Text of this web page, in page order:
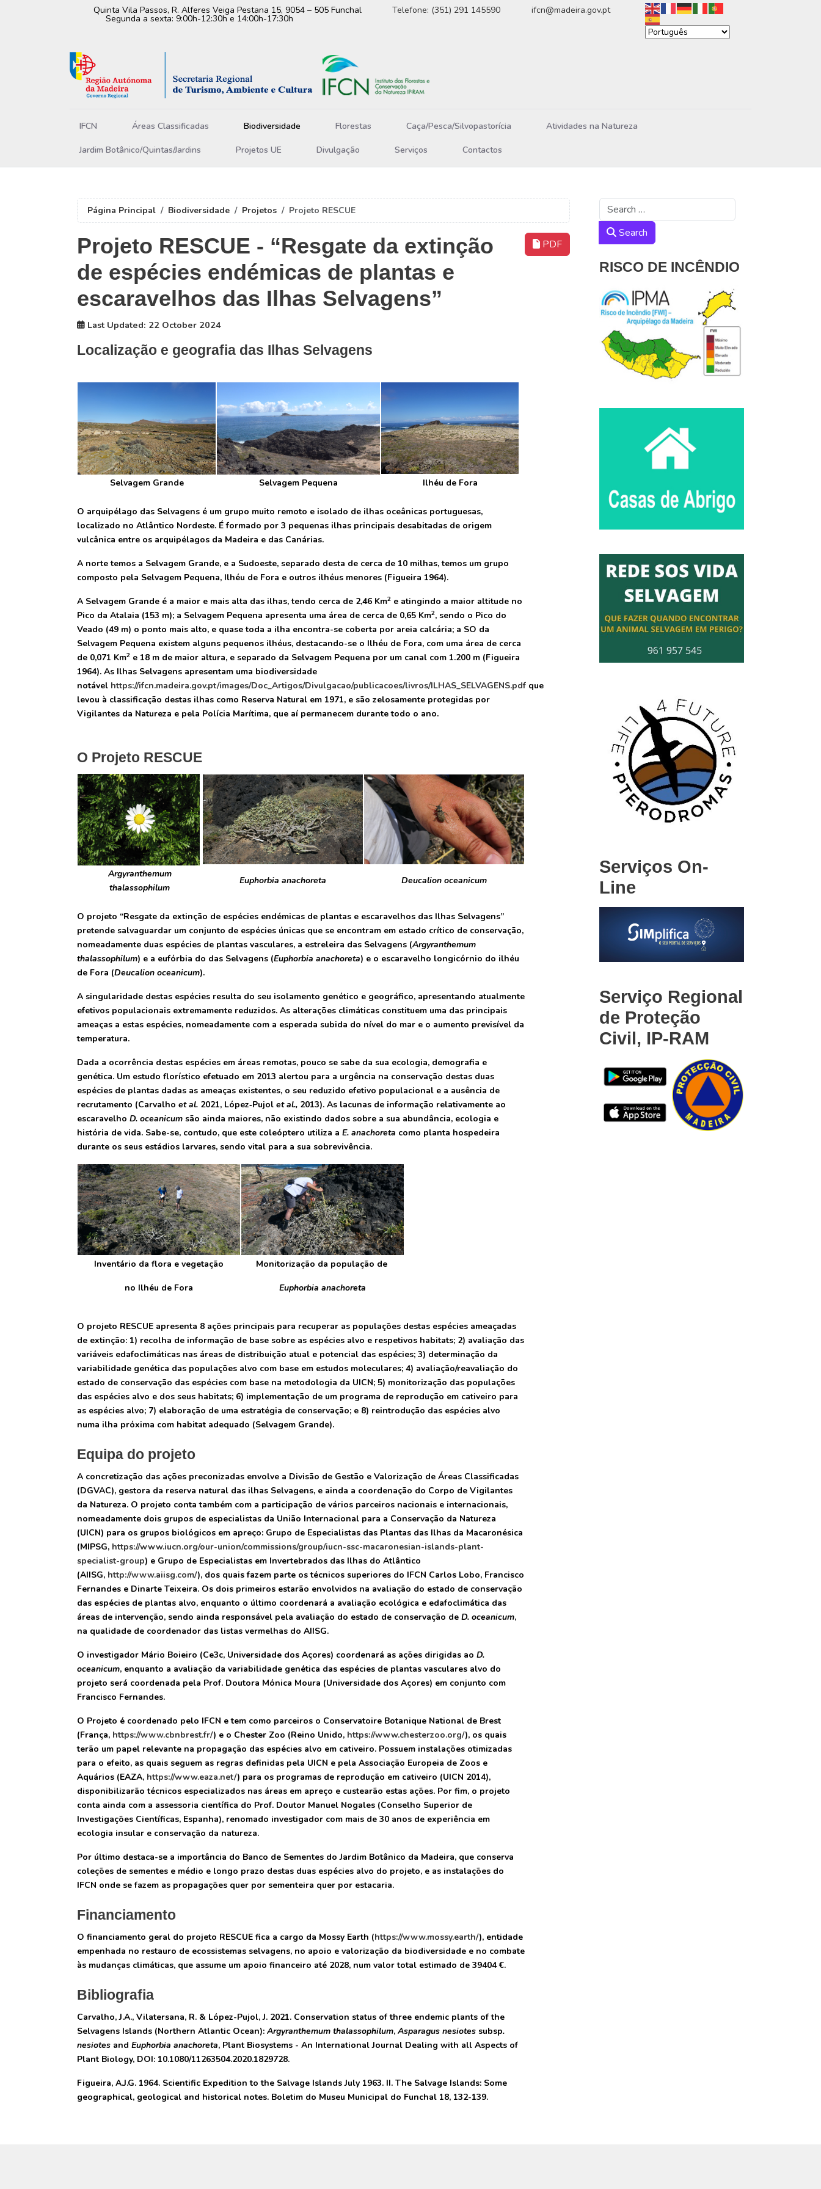
Quinta Vila Passos, R. Alferes Veiga Pestana 15, 9054 – 505 Funchal Telefone: (351) 291 145590 ifcn@madeira.gov.pt
Segunda a sexta: 9:00h-12:30h e 14:00h-17:30h
IFCN Áreas Classificadas Biodiversidade Florestas Caça/Pesca/Silvopastorícia Atividades na Natureza
Jardim Botânico/Quintas/Jardins Projetos UE Divulgação Serviços Contactos
Página Principal Biodiversidade Projetos Projeto RESCUE
PDF
Projeto RESCUE - “Resgate da extinção
de espécies endémicas de plantas e
escaravelhos das Ilhas Selvagens”
Last Updated: 22 October 2024
Localização e geografia das Ilhas Selvagens
Selvagem Grande Selvagem Pequena Ilhéu de Fora
O arquipélago das Selvagens é um grupo muito remoto e isolado de ilhas oceânicas portuguesas,
localizado no Atlântico Nordeste. É formado por 3 pequenas ilhas principais desabitadas de origem
vulcânica entre os arquipélagos da Madeira e das Canárias.
A norte temos a Selvagem Grande, e a Sudoeste, separado desta de cerca de 10 milhas, temos um grupo
composto pela Selvagem Pequena, Ilhéu de Fora e outros ilhéus menores (Figueira 1964).
A Selvagem Grande é a maior e mais alta das ilhas, tendo cerca de 2,46 Km2 e atingindo a maior altitude no
Pico da Atalaia (153 m); a Selvagem Pequena apresenta uma área de cerca de 0,65 Km2, sendo o Pico do
Veado (49 m) o ponto mais alto, e quase toda a ilha encontra-se coberta por areia calcária; a SO da
Selvagem Pequena existem alguns pequenos ilhéus, destacando-se o Ilhéu de Fora, com uma área de cerca
de 0,071 Km2 e 18 m de maior altura, e separado da Selvagem Pequena por um canal com 1.200 m (Figueira
1964). As Ilhas Selvagens apresentam uma biodiversidade
notável https://ifcn.madeira.gov.pt/images/Doc_Artigos/Divulgacao/publicacoes/livros/ILHAS_SELVAGENS.pdf que
levou à classificação destas ilhas como Reserva Natural em 1971, e são zelosamente protegidas por
Vigilantes da Natureza e pela Polícia Marítima, que aí permanecem durante todo o ano.
O Projeto RESCUE
Argyranthemum
thalassophilum
Euphorbia anachoreta Deucalion oceanicum
O projeto “Resgate da extinção de espécies endémicas de plantas e escaravelhos das Ilhas Selvagens”
pretende salvaguardar um conjunto de espécies únicas que se encontram em estado crítico de conservação,
nomeadamente duas espécies de plantas vasculares, a estreleira das Selvagens (Argyranthemum
thalassophilum) e a eufórbia do das Selvagens (Euphorbia anachoreta) e o escaravelho longicórnio do ilhéu
de Fora (Deucalion oceanicum).
A singularidade destas espécies resulta do seu isolamento genético e geográfico, apresentando atualmente
efetivos populacionais extremamente reduzidos. As alterações climáticas constituem uma das principais
ameaças a estas espécies, nomeadamente com a esperada subida do nível do mar e o aumento previsível da
temperatura.
Dada a ocorrência destas espécies em áreas remotas, pouco se sabe da sua ecologia, demografia e
genética. Um estudo florístico efetuado em 2013 alertou para a urgência na conservação destas duas
espécies de plantas dadas as ameaças existentes, o seu reduzido efetivo populacional e a ausência de
recrutamento (Carvalho et al. 2021, López‐Pujol et al., 2013). As lacunas de informação relativamente ao
escaravelho D. oceanicum são ainda maiores, não existindo dados sobre a sua abundância, ecologia e
história de vida. Sabe-se, contudo, que este coleóptero utiliza a E. anachoreta como planta hospedeira
durante os seus estádios larvares, sendo vital para a sua sobrevivência.
Inventário da flora e vegetação
no Ilhéu de Fora
Monitorização da população de
Euphorbia anachoreta
O projeto RESCUE apresenta 8 ações principais para recuperar as populações destas espécies ameaçadas
de extinção: 1) recolha de informação de base sobre as espécies alvo e respetivos habitats; 2) avaliação das
variáveis edafoclimáticas nas áreas de distribuição atual e potencial das espécies; 3) determinação da
variabilidade genética das populações alvo com base em estudos moleculares; 4) avaliação/reavaliação do
estado de conservação das espécies com base na metodologia da UICN; 5) monitorização das populações
das espécies alvo e dos seus habitats; 6) implementação de um programa de reprodução em cativeiro para
as espécies alvo; 7) elaboração de uma estratégia de conservação; e 8) reintrodução das espécies alvo
numa ilha próxima com habitat adequado (Selvagem Grande).
Equipa do projeto
A concretização das ações preconizadas envolve a Divisão de Gestão e Valorização de Áreas Classificadas
(DGVAC), gestora da reserva natural das ilhas Selvagens, e ainda a coordenação do Corpo de Vigilantes
da Natureza. O projeto conta também com a participação de vários parceiros nacionais e internacionais,
nomeadamente dois grupos de especialistas da União Internacional para a Conservação da Natureza
(UICN) para os grupos biológicos em apreço: Grupo de Especialistas das Plantas das Ilhas da Macaronésica
(MIPSG, https://www.iucn.org/our-union/commissions/group/iucn-ssc-macaronesian-islands-plant-
specialist-group) e Grupo de Especialistas em Invertebrados das Ilhas do Atlântico
(AIISG, http://www.aiisg.com/), dos quais fazem parte os técnicos superiores do IFCN Carlos Lobo, Francisco
Fernandes e Dinarte Teixeira. Os dois primeiros estarão envolvidos na avaliação do estado de conservação
das espécies de plantas alvo, enquanto o último coordenará a avaliação ecológica e edafoclimática das
áreas de intervenção, sendo ainda responsável pela avaliação do estado de conservação de D. oceanicum,
na qualidade de coordenador das listas vermelhas do AIISG.
O investigador Mário Boieiro (Ce3c, Universidade dos Açores) coordenará as ações dirigidas ao D.
oceanicum, enquanto a avaliação da variabilidade genética das espécies de plantas vasculares alvo do
projeto será coordenada pela Prof. Doutora Mónica Moura (Universidade dos Açores) em conjunto com
Francisco Fernandes.
O Projeto é coordenado pelo IFCN e tem como parceiros o Conservatoire Botanique National de Brest
(França, https://www.cbnbrest.fr/) e o Chester Zoo (Reino Unido, https://www.chesterzoo.org/), os quais
terão um papel relevante na propagação das espécies alvo em cativeiro. Possuem instalações otimizadas
para o efeito, as quais seguem as regras definidas pela UICN e pela Associação Europeia de Zoos e
Aquários (EAZA, https://www.eaza.net/) para os programas de reprodução em cativeiro (UICN 2014),
disponibilizarão técnicos especializados nas áreas em apreço e custearão estas ações. Por fim, o projeto
conta ainda com a assessoria científica do Prof. Doutor Manuel Nogales (Conselho Superior de
Investigações Científicas, Espanha), renomado investigador com mais de 30 anos de experiência em
ecologia insular e conservação da natureza.
Por último destaca-se a importância do Banco de Sementes do Jardim Botânico da Madeira, que conserva
coleções de sementes e médio e longo prazo destas duas espécies alvo do projeto, e as instalações do
IFCN onde se fazem as propagações quer por sementeira quer por estacaria.
Financiamento
O financiamento geral do projeto RESCUE fica a cargo da Mossy Earth (https://www.mossy.earth/), entidade
empenhada no restauro de ecossistemas selvagens, no apoio e valorização da biodiversidade e no combate
às mudanças climáticas, que assume um apoio financeiro até 2028, num valor total estimado de 39404 €.
Bibliografia
Carvalho, J.A., Vilatersana, R. & López-Pujol, J. 2021. Conservation status of three endemic plants of the
Selvagens Islands (Northern Atlantic Ocean): Argyranthemum thalassophilum, Asparagus nesiotes subsp.
nesiotes and Euphorbia anachoreta, Plant Biosystems - An International Journal Dealing with all Aspects of
Plant Biology, DOI: 10.1080/11263504.2020.1829728.
Figueira, A.J.G. 1964. Scientific Expedition to the Salvage Islands July 1963. II. The Salvage Islands: Some
geographical, geological and historical notes. Boletim do Museu Municipal do Funchal 18, 132-139.
Search
Search
RISCO DE INCÊNDIO
Serviços On-
Line
Serviço Regional
de Proteção
Civil, IP-RAM